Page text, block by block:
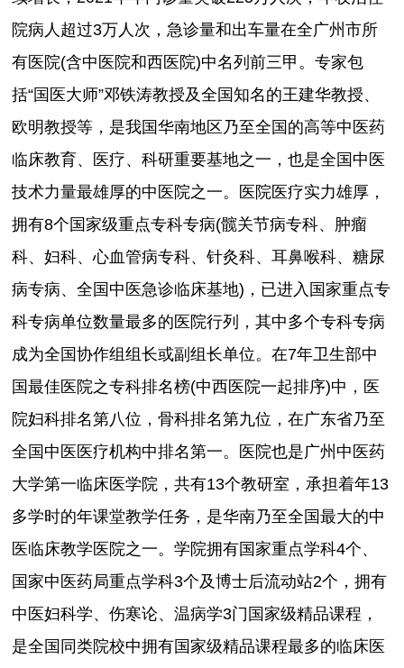
院病人超过3万人次，急诊量和出车量在全广州市所
有医院(含中医院和西医院)中名列前三甲。专家包
括“国医大师”邓铁涛教授及全国知名的王建华教授、
欧明教授等，是我国华南地区乃至全国的高等中医药
临床教育、医疗、科研重要基地之一，也是全国中医
技术力量最雄厚的中医院之一。医院医疗实力雄厚，
拥有8个国家级重点专科专病(髋关节病专科、肿瘤
科、妇科、心血管病专科、针灸科、耳鼻喉科、糖尿
病专病、全国中医急诊临床基地)，已进入国家重点专
科专病单位数量最多的医院行列，其中多个专科专病
成为全国协作组组长或副组长单位。在7年卫生部中
国最佳医院之专科排名榜(中西医院一起排序)中，医
院妇科排名第八位，骨科排名第九位，在广东省乃至
全国中医医疗机构中排名第一。医院也是广州中医药
大学第一临床医学院，共有13个教研室，承担着年13
多学时的年课堂教学任务，是华南乃至全国最大的中
医临床教学医院之一。学院拥有国家重点学科4个、
国家中医药局重点学科3个及博士后流动站2个，拥有
中医妇科学、伤寒论、温病学3门国家级精品课程，
是全国同类院校中拥有国家级精品课程最多的临床医